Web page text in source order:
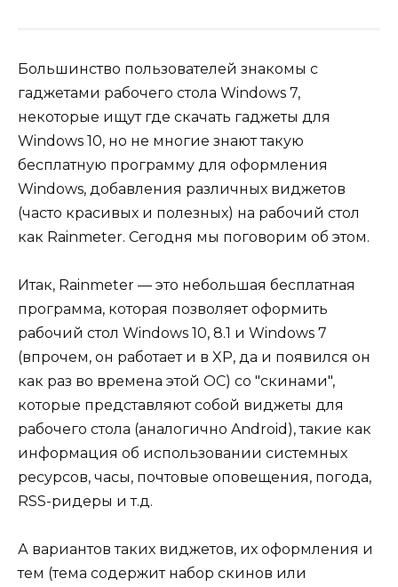
Большинство пользователей знакомы с
гаджетами рабочего стола Windows 7,
некоторые ищут где скачать гаджеты для
Windows 10, но не многие знают такую
бесплатную программу для оформления
Windows, добавления различных виджетов
(часто красивых и полезных) на рабочий стол
как Rainmeter. Сегодня мы поговорим об этом.
Итак, Rainmeter — это небольшая бесплатная
программа, которая позволяет оформить
рабочий стол Windows 10, 8.1 и Windows 7
(впрочем, он работает и в XP, да и появился он
как раз во времена этой ОС) со "скинами",
которые представляют собой виджеты для
рабочего стола (аналогично Android), такие как
информация об использовании системных
ресурсов, часы, почтовые оповещения, погода,
RSS-ридеры и т.д.
А вариантов таких виджетов, их оформления и
тем (тема содержит набор скинов или